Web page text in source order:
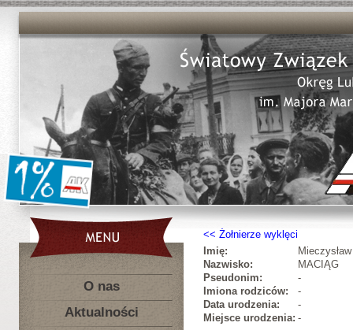
O nas
Aktualności
Żołnierze wyklęci
Imię:
Mieczysław
Nazwisko:
MACIĄG
Pseudonim:
-
Imiona rodziców:
-
Data urodzenia:
-
Miejsce urodzenia: -